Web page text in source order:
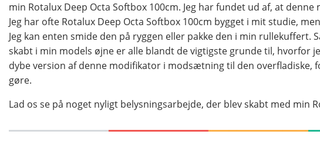
min Rotalux Deep Octa Softbox 100cm. Jeg har fundet ud af, at
Jeg har ofte Rotalux Deep Octa Softbox 100cm bygget i mit studie,
Jeg kan enten smide den på ryggen eller pakke den i min
skabt i min models øjne er alle blandt de vigtigste grunde til,
dybe version af denne modifikator i modsætning til den
gøre.
Lad os se på noget nyligt belysningsarbejde, der blev skabt med min